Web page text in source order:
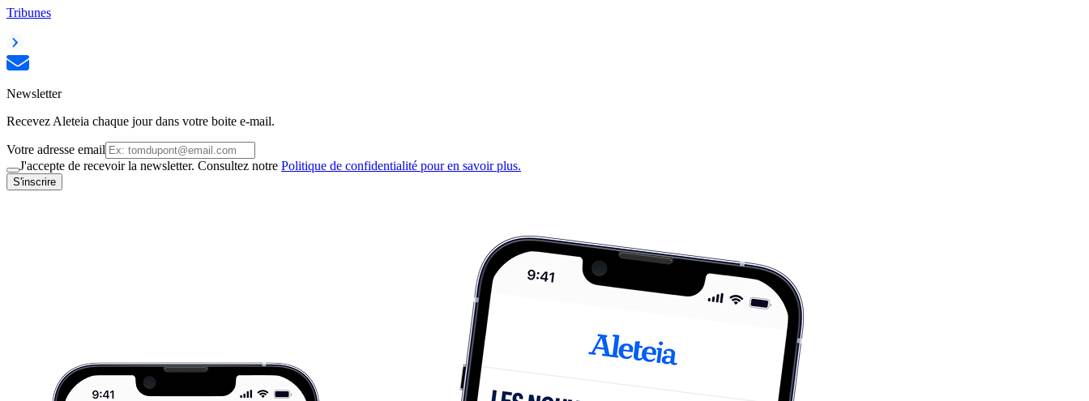
Tribunes
Newsletter
Recevez Aleteia chaque jour dans votre boite e-mail.
Votre adresse email
J'accepte de recevoir la newsletter. Consultez notre Politique de confidentialité pour en savoir plus.
S'inscrire